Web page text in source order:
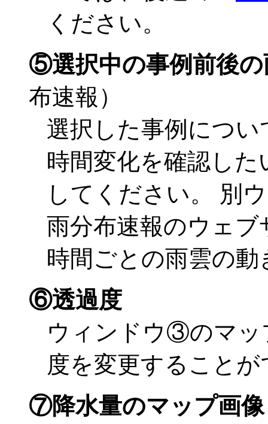
ください。
⑤選択中の事例前後
布速報）
選択した事例につ
時間変化を確認し
してください。 別
雨分布速報のウェ
時間ごとの雨雲の
⑥透過度
ウィンドウ③のマッ
度を変更すること
⑦降水量のマップ画像